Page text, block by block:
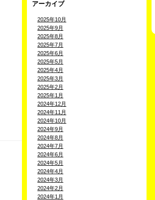
アーカイブ
2025年10月
2025年9月
2025年8月
2025年7月
2025年6月
2025年5月
2025年4月
2025年3月
2025年2月
2025年1月
2024年12月
2024年11月
2024年10月
2024年9月
2024年8月
2024年7月
2024年6月
2024年5月
2024年4月
2024年3月
2024年2月
2024年1月